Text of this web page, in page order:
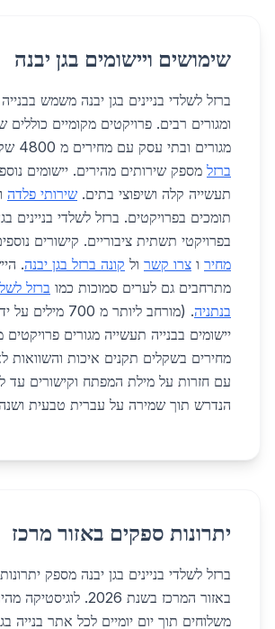
שימושים ויישומים בגן יבנה
ברזל לשלדי בניינים בגן יבנה משמש
ומגורים רבים. פרויקטים מקומיים כוללים
מגורים ובתי עסק עם מחירים מ 4800 שקלים לטון.
ברזל מספק שירותים מהירים. יישומים
תעשייה קלה ושיפוצי בתים. שירותי פלדה ו
תומכים בפרויקטים. ברזל לשלדי בניינים
בפרויקטי תשתית ציבוריים. קישורים
מחיר ו צרו קשר ול קונה ברזל בגן יבנה.
מתרחבים גם לערים סמוכות כמו ברזל
בנתניה
. (מורחב ליותר מ 700
יישומים בבנייה תעשייה מגורים פרויקטים
מחירים בשקלים תקנים איכות והשוואות
עם חזרות על מילת המפתח וקישורים עד
הנדרש תוך שמירה על עברית טבעית ושנה 2026
יתרונות ספקים באזור מרכז
ברזל לשלדי בניינים בגן יבנה מספק
באזור המרכז בשנת 2026.
משלוחים תוך יום יומיים לכל אתר בנייה